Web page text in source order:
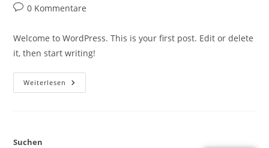
0 Kommentare
Welcome to WordPress. This is your first post. Edit or delete
it, then start writing!
Weiterlesen
Suchen